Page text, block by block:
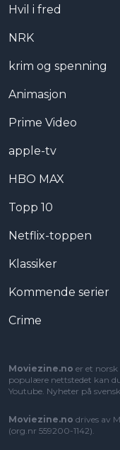
Hvil i fred
NRK
krim og spenning
Animasjon
Prime Video
apple-tv
HBO MAX
Topp 10
Netflix-toppen
Klassiker
Kommende serier
Crime
Moviezine.no er et
populære nettstedet kan
Youtube. Nyheter på
Moviezine.no drives av
(org.nr 559200-1142).